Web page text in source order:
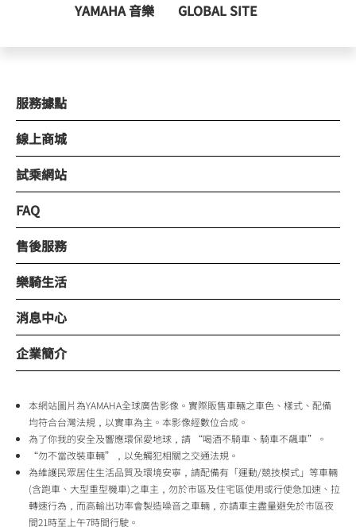
YAMAHA 音樂 GLOBAL SITE
服務據點
線上商城
試乘網站
FAQ
售後服務
樂騎生活
消息中心
企業簡介
本網站圖片為YAMAHA全球廣告影像。實際販售車輛之車色、樣式、配備
均符合台灣法規，以實車為主。本影像經數位合成。
為了你我的安全及響應環保愛地球，請 “喝酒不騎車、騎車不飆車”。
“勿不當改裝車輛”，以免觸犯相關之交通法規。
為維護民眾居住生活品質及環境安寧，請配備有「運動/競技模式」等車輛
(含跑車、大型重型機車)之車主，勿於市區及住宅區使用或行使急加速、拉
轉速行為，而高輸出功率會製造噪音之車輛，亦請車主盡量避免於市區夜
間21時至上午7時間行駛。